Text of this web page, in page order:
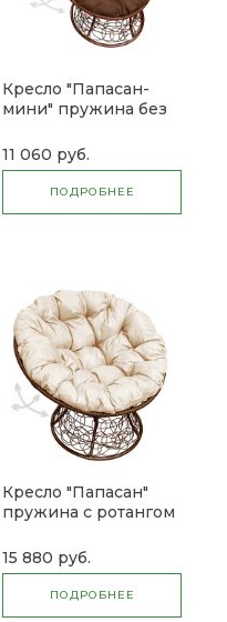
Кресло "Папасан-
мини" пружина без
11 060 руб.
ПОДРОБНЕЕ
Кресло "Папасан"
пружина с ротангом
15 880 руб.
ПОДРОБНЕЕ